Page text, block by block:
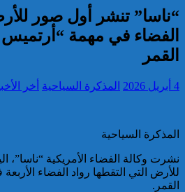
تقديم 17 موقوفا على أنظار النيابة
العامة لدى محكمة الاستئناف
“ناسا” تنشر أول صور
القمر
4 أبريل 2026 المذكرة السياحية أخر
المذكرة السياحية
نشرت وكالة الفضاء الأمريكية “ناسا”،
القمر.